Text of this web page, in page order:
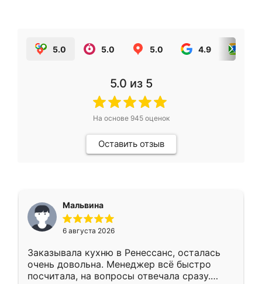
5.0 5.0 5.0 4.9
5.0 из 5
На основе 945оценок
Оставить отзыв
Мальвина
6 августа 2026
Заказывала кухню в Ренессанс, осталась
очень довольна. Менеджер всё быстро
посчитала, на вопросы отвечала сразу.